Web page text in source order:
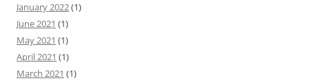
January 2022(1)
June 2021 (1)
May 2021 (1)
April 2021 (1)
March 2021 (1)